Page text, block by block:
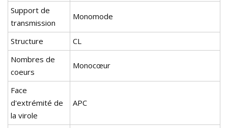
Support de
transmission
Monomode
Structure
CL
Nombres de
coeurs
Monocœur
Face
d'extrémité de
la virole
APC